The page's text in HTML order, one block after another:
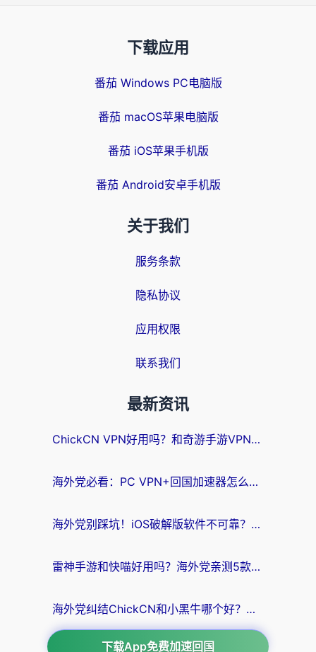
下载应用
番茄 Windows PC电脑版
番茄 macOS苹果电脑版
番茄 iOS苹果手机版
番茄 Android安卓手机版
关于我们
服务条款
隐私协议
应用权限
联系我们
最新资讯
ChickCN VPN好用吗？和奇游手游VPN对比哪个回国效果更好？海外党亲测实用指南
海外党必看：PC VPN+回国加速器怎么选？无缝访问国内资源全攻略
海外党别踩坑！iOS破解版软件不可靠？教你选对回国加速器无缝看国内资源
雷神手游和快喵好用吗？海外党亲测5款回国加速器，附斧牛Bling对比+微信视频号解决办法
海外党纠结ChickCN和小黑牛哪个好？一篇帮你选对回国加速器的实用指南
下载App免费加速回国